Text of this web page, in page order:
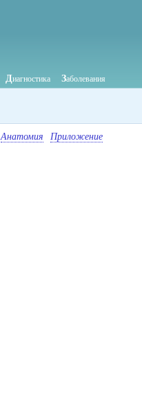
Диагностика Заболевания
Анатомия Приложение